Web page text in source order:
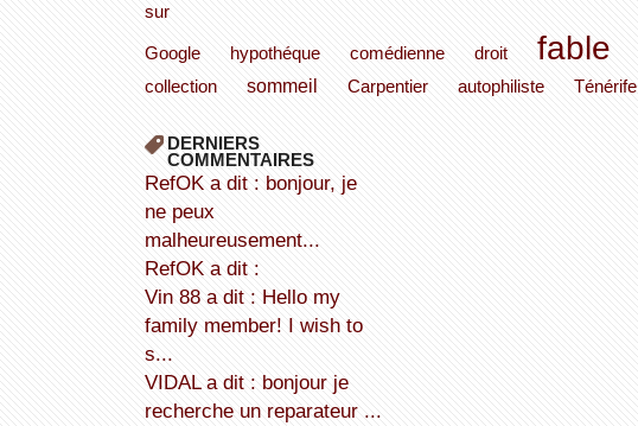
sur
Google hypothéque comédienne droit fable
collection
sommeil Carpentier autophiliste Ténérife
DERNIERS
COMMENTAIRES
refOK a dit : bonjour, je
ne peux
malheureusement...
refOK a dit :
Vin 88 a dit : Hello my
family member! I wish to
s...
VIDAL a dit : bonjour je
recherche un reparateur ...